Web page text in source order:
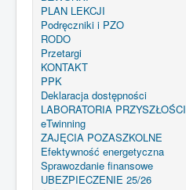
PLAN LEKCJI
Podręczniki i PZO
RODO
Przetargi
KONTAKT
PPK
Deklaracja dostępności
LABORATORIA PRZYSZŁOŚCI
eTwinning
ZAJĘCIA POZASZKOLNE
Efektywność energetyczna
Sprawozdanie finansowe
UBEZPIECZENIE 25/26